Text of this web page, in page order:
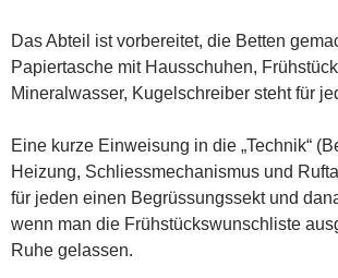
Das Abteil ist vorbereitet, die Betten
Papiertasche mit Hausschuhen,
Mineralwasser, Kugelschreiber steht für
Eine kurze Einweisung in die „Technik“
Heizung, Schliessmechanismus und
für jeden einen Begrüssungssekt und
wenn man die Frühstückswunschliste
Ruhe gelassen.